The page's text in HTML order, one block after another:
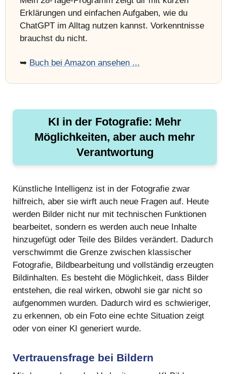
Erklärungen und einfachen Aufgaben, wie du
ChatGPT im Alltag nutzen kannst. Vorkenntnisse
brauchst du nicht.
➥ Buch bei Amazon ansehen ...
KI in der Fotografie: Mehr
Möglichkeiten, aber auch mehr
Verantwortung
Künstliche Intelligenz ist in der Fotografie zwar
hilfreich, aber sie wirft auch neue Fragen auf. Heute
werden Bilder nicht nur mit technischen Funktionen
bearbeitet, sondern es werden auch neue Inhalte
hinzugefügt oder Teile des Bildes verändert. Dadurch
verschwimmt die Grenze zwischen klassischer
Fotografie, Bildbearbeitung und vollständig erzeugten
Bildinhalten. Es besteht die Möglichkeit, dass Bilder
entstehen, die real wirken, obwohl sie gar nicht so
aufgenommen wurden. Dadurch wird es schwieriger,
zu erkennen, ob ein Foto eine echte Situation zeigt
oder von einer KI generiert wurde.
Vertrauensfrage bei Bildern